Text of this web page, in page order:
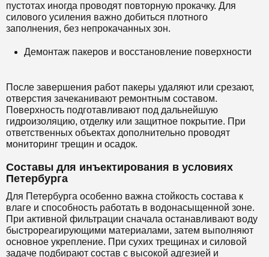
пустотах иногда проводят повторную прокачку. Для
силового усиления важно добиться плотного
заполнения, без непрокачанных зон.
Демонтаж пакеров и восстановление поверхности
После завершения работ пакеры удаляют или срезают,
отверстия зачеканивают ремонтным составом.
Поверхность подготавливают под дальнейшую
гидроизоляцию, отделку или защитное покрытие. При
ответственных объектах дополнительно проводят
мониторинг трещин и осадок.
Составы для инъектирования в условиях
Петербурга
Для Петербурга особенно важна стойкость состава к
влаге и способность работать в водонасыщенной зоне.
При активной фильтрации сначала останавливают воду
быстрореагирующими материалами, затем выполняют
основное укрепление. При сухих трещинах и силовой
задаче подбирают состав с высокой адгезией и